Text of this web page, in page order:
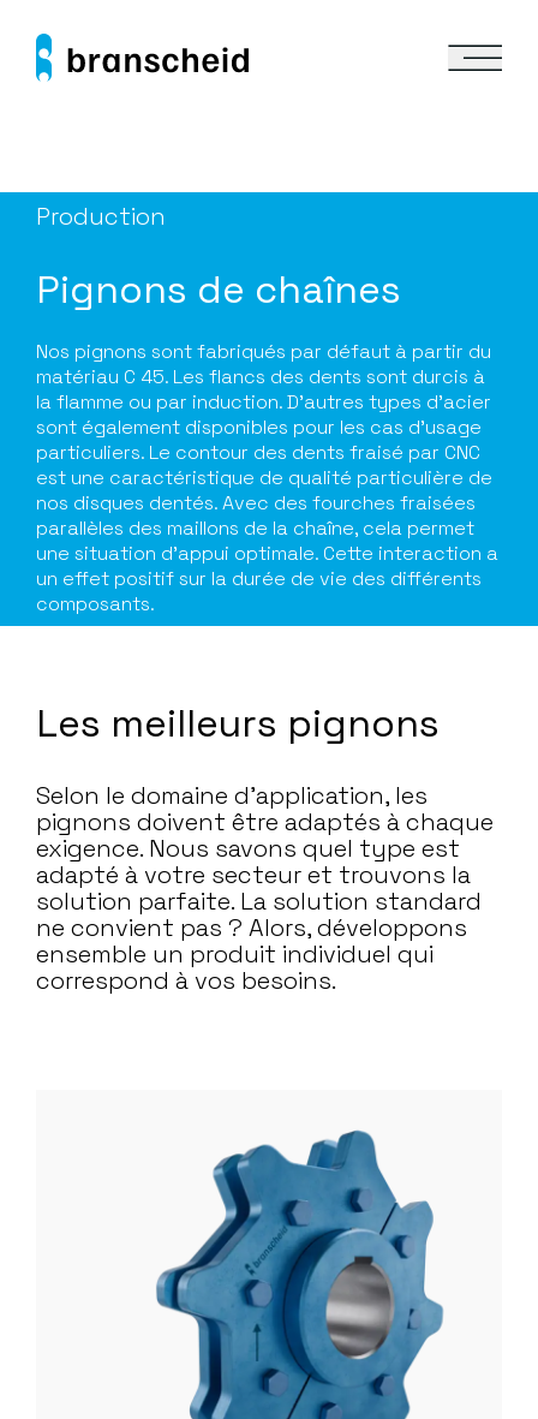
Production
Pignons de chaînes
Nos pignons sont fabriqués par défaut à partir du
matériau C 45. Les flancs des dents sont durcis à
la flamme ou par induction. D’autres types d’acier
sont également disponibles pour les cas d’usage
particuliers. Le contour des dents fraisé par CNC
est une caractéristique de qualité particulière de
nos disques dentés. Avec des fourches fraisées
parallèles des maillons de la chaîne, cela permet
une situation d’appui optimale. Cette interaction a
un effet positif sur la durée de vie des différents
composants.
Les meilleurs pignons
Selon le domaine d’application, les
pignons doivent être adaptés à chaque
exigence. Nous savons quel type est
adapté à votre secteur et trouvons la
solution parfaite. La solution standard
ne convient pas ? Alors, développons
ensemble un produit individuel qui
correspond à vos besoins.